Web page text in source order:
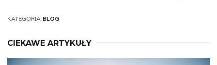
KATEGORIA BLOG
CIEKAWE ARTYKUŁY